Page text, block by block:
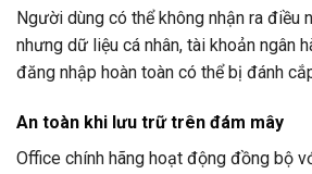
Người dùng có thể không nhận ra điều
nhưng dữ liệu cá nhân, tài khoản ngân
đăng nhập hoàn toàn có thể bị đánh
An toàn khi lưu trữ trên đám mây
Office chính hãng hoạt động đồng bộ